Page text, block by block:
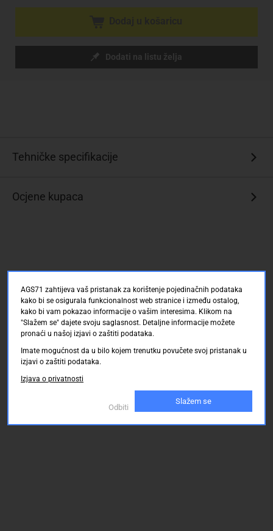
Dodati na listu želja
Tehničke specifikacije
Ocjene kupaca
AGS71 zahtijeva vaš pristanak za korištenje pojedinačnih podataka
kako bi se osigurala funkcionalnost web stranice i između ostalog,
kako bi vam pokazao informacije o vašim interesima. Klikom na
"Slažem se" dajete svoju saglasnost. Detaljne informacije možete
pronaći u našoj izjavi o zaštiti podataka.
Imate mogućnost da u bilo kojem trenutku povučete svoj pristanak u
izjavi o zaštiti podataka.
Izjava o privatnosti
Odbiti
Slažem se